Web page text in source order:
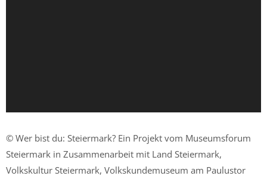
© Wer bist du: Steiermark? Ein Projekt vom Museumsforum
Steiermark in Zusammenarbeit mit Land Steiermark,
Volkskultur Steiermark, Volkskundemuseum am Paulustor